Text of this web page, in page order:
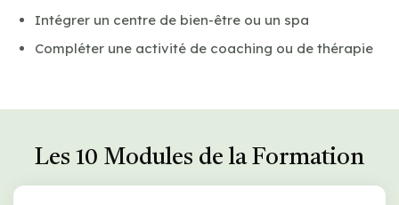
Intégrer un centre de bien-être ou un spa
Compléter une activité de coaching ou de thérapie
Les 10 Modules de la Formation